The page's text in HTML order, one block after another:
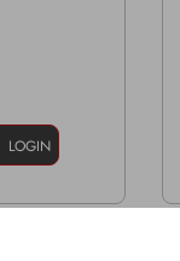
LOGIN